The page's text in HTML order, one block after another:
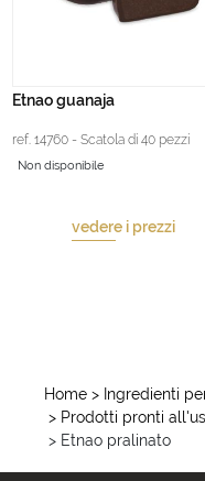
Etnao guanaja
ref. 14760 - Scatola di 40 pezzi
Non disponibile
vedere i prezzi
Home > Ingredienti
> Prodotti pronti
> Etnao pralinato